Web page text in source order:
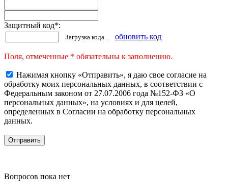
Защитный код*:
Загрузка кода... обновить код
Поля, отмеченные * обязательны к заполнению.
Нажимая кнопку «Отправить», я даю свое согласие на
обработку моих персональных данных, в соответствии с
Федеральным законом от 27.07.2006 года №152-ФЗ «О
персональных данных», на условиях и для целей,
определенных в Согласии на обработку персональных
данных.
Вопросов пока нет